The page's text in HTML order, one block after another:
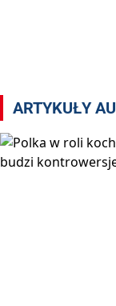
Artykuły autora
ARTYKUŁY